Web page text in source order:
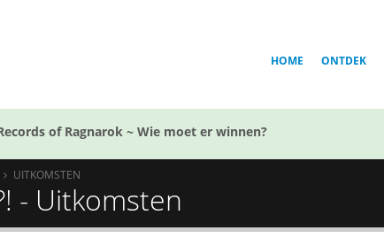
HOME ONTDEK
of Ragnarok ~ Wie moet er winnen?
UITKOMSTEN
- Uitkomsten